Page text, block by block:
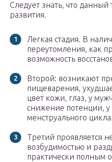
Следует знать, что данный
развития.
Легкая стадия. В
переутомления, как
возможность
Второй: возникают
пищеварения,
цвет кожи, глаз, у
снижение потенции,
менструального цикла.
Третий проявляется
возбудимостью и
практически полным